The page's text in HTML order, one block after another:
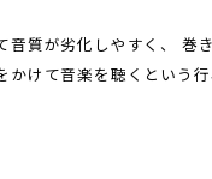
音質が劣化しやすく、
かけて音楽を聴くとい